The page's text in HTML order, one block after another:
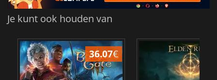
Je kunt ook houden van
36.07€